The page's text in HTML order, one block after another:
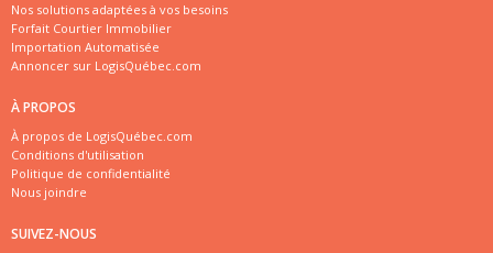
Nos solutions adaptées à vos besoins
Forfait Courtier Immobilier
Importation Automatisée
Annoncer sur LogisQuébec.com
À PROPOS
À propos de LogisQuébec.com
Conditions d'utilisation
Politique de confidentialité
Nous joindre
SUIVEZ-NOUS